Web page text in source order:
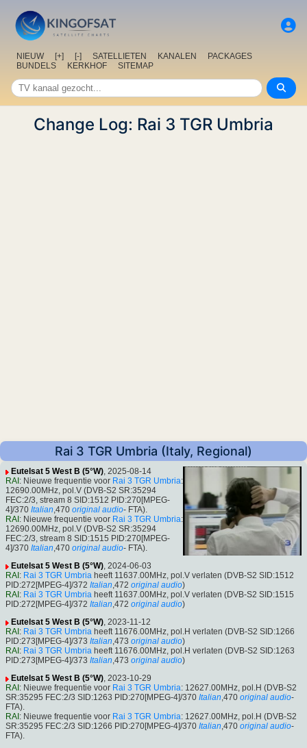
NIEUW [+] [-] SATELLIETEN KANALEN
PACKAGES
BUNDELS
KERKHOF SITEMAP
Change Log: Rai 3 TGR Umbria
Rai 3 TGR Umbria (Italy, Regional)
Eutelsat 5 West B (5°W), 2025-08-14
RAI : Nieuwe frequentie voor Rai 3 TGR Umbria:
12690.00MHz, pol.V (DVB-S2 SR:35294
FEC:2/3, stream 8 SID:1512 PID:270[MPEG-
4]/370 Italian,470 original audio- FTA).
RAI : Nieuwe frequentie voor Rai 3 TGR Umbria:
12690.00MHz, pol.V (DVB-S2 SR:35294
FEC:2/3, stream 8 SID:1515 PID:270[MPEG-
4]/370 Italian,470 original audio- FTA).
Eutelsat 5 West B (5°W), 2024-06-03
RAI : Rai 3 TGR Umbria heeft 11637.00MHz, pol.V verlaten (DVB-S2 SID:1512
PID:272[MPEG-4]/372 Italian,472 original audio)
RAI : Rai 3 TGR Umbria heeft 11637.00MHz, pol.V verlaten (DVB-S2 SID:1515
PID:272[MPEG-4]/372 Italian,472 original audio)
Eutelsat 5 West B (5°W), 2023-11-12
RAI : Rai 3 TGR Umbria heeft 11676.00MHz, pol.H verlaten (DVB-S2 SID:1266
PID:273[MPEG-4]/373 Italian,473 original audio)
RAI : Rai 3 TGR Umbria heeft 11676.00MHz, pol.H verlaten (DVB-S2 SID:1263
PID:273[MPEG-4]/373 Italian,473 original audio)
Eutelsat 5 West B (5°W), 2023-10-29
RAI : Nieuwe frequentie voor Rai 3 TGR Umbria: 12627.00MHz, pol.H (DVB-S2
SR:35295 FEC:2/3 SID:1263 PID:270[MPEG-4]/370 Italian,470 original audio-
FTA).
RAI : Nieuwe frequentie voor Rai 3 TGR Umbria: 12627.00MHz, pol.H (DVB-S2
SR:35295 FEC:2/3 SID:1266 PID:270[MPEG-4]/370 Italian,470 original audio-
FTA).